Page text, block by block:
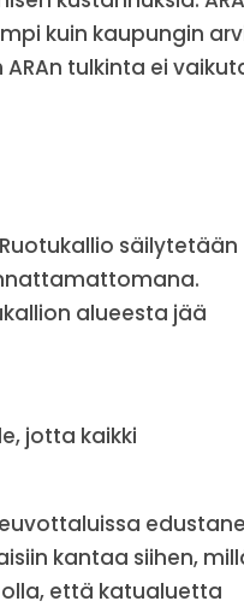
kuin kaupungin
tulkinta ei
säilytetään
alueesta jää
jotta kaikki
kantaa siihen,
että katualuetta